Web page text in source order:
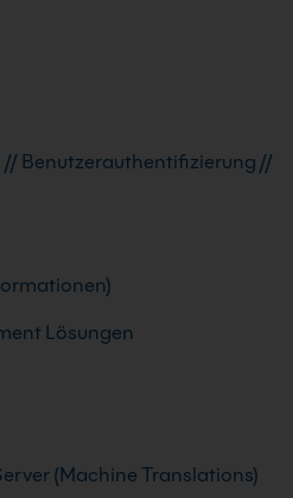
// Benutzerauthentifizierung //
Lösungen
(Machine Translations)